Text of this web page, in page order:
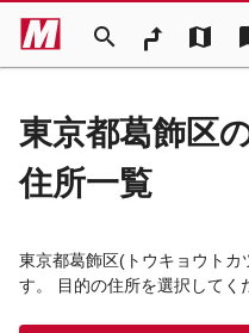
search map
東京都葛飾区
住所一覧
東京都葛飾区(トウキョウトカ
す。 目的の住所を選択してく